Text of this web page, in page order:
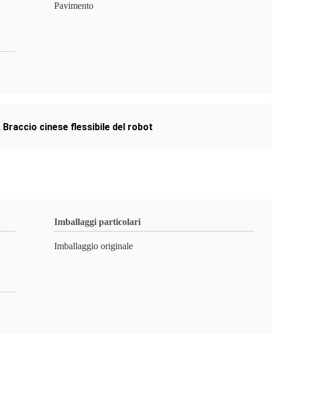
Pavimento
Braccio cinese flessibile del robot
Imballaggi particolari
Imballaggio originale